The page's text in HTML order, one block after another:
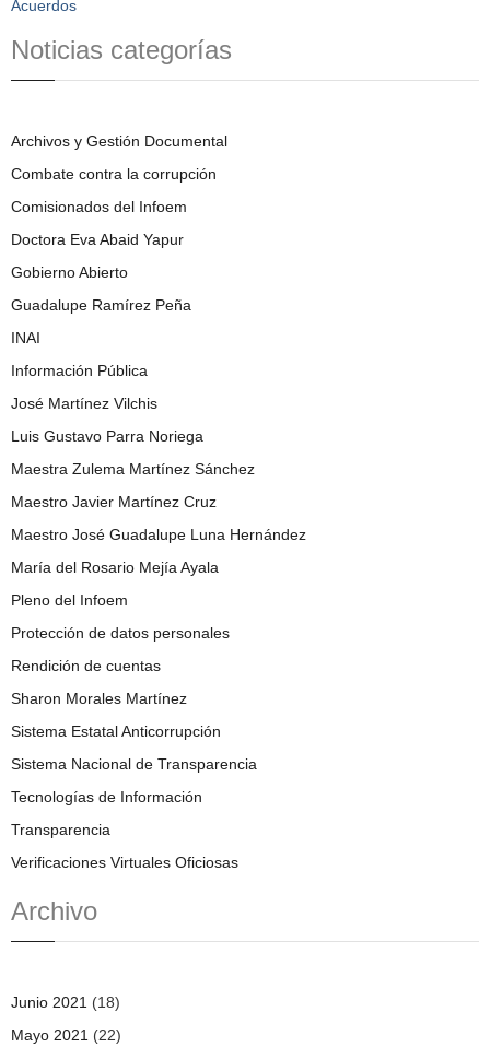
Acuerdos
Noticias categorías
Archivos y Gestión Documental
Combate contra la corrupción
Comisionados del Infoem
Doctora Eva Abaid Yapur
Gobierno Abierto
Guadalupe Ramírez Peña
INAI
Información Pública
José Martínez Vilchis
Luis Gustavo Parra Noriega
Maestra Zulema Martínez Sánchez
Maestro Javier Martínez Cruz
Maestro José Guadalupe Luna Hernández
María del Rosario Mejía Ayala
Pleno del Infoem
Protección de datos personales
Rendición de cuentas
Sharon Morales Martínez
Sistema Estatal Anticorrupción
Sistema Nacional de Transparencia
Tecnologías de Información
Transparencia
Verificaciones Virtuales Oficiosas
Archivo
Junio 2021 (18)
Mayo 2021 (22)